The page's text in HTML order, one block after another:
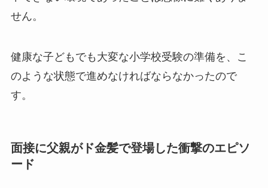
せん。
健康な子どもでも大変な小学校受験の準備を、こ
のような状態で進めなければならなかったので
す。
面接に父親がド金髪で登場した衝撃のエピソ
ード